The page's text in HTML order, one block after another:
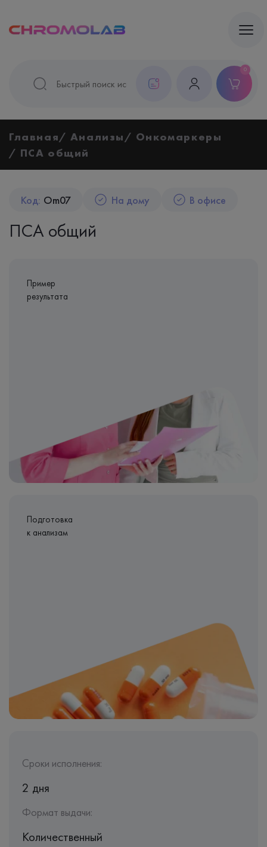
0
Главная Анализы
Онкомаркеры
ПСА общий
Код: Om07 На дому В офисе
ПСА общий
Пример
результата
Подготовка
к анализам
Сроки исполнения:
2 дня
Формат выдачи:
Количественный